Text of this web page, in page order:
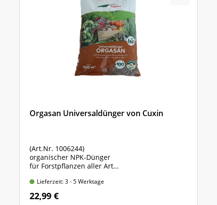
Orgasan Universaldünger von Cuxin
(Art.Nr. 1006244)
organischer NPK-Dünger
für Forstpflanzen aller Art
Lieferzeit: 3 - 5 Werktage
22,99 €